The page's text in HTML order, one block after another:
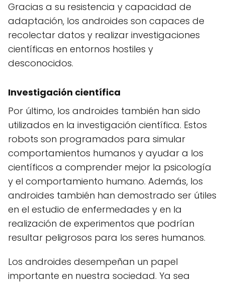
Gracias a su resistencia y capacidad de
adaptación, los androides son capaces de
recolectar datos y realizar investigaciones
científicas en entornos hostiles y
desconocidos.
Investigación científica
Por último, los androides también han sido
utilizados en la investigación científica. Estos
robots son programados para simular
comportamientos humanos y ayudar a los
científicos a comprender mejor la psicología
y el comportamiento humano. Además, los
androides también han demostrado ser útiles
en el estudio de enfermedades y en la
realización de experimentos que podrían
resultar peligrosos para los seres humanos.
Los androides desempeñan un papel
importante en nuestra sociedad. Ya sea